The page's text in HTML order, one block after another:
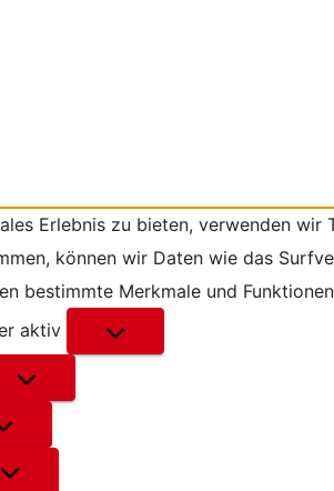
Erlebnis zu bieten, verwenden
können wir Daten wie das
bestimmte Merkmale und
aktiv